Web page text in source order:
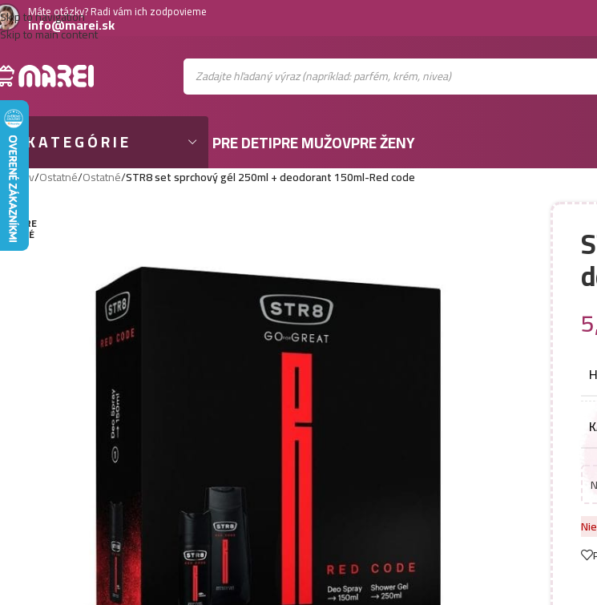
Skip to navigation
Skip to main content
Máte otázky? Radi vám ich zodpovieme
info@marei.sk
KATEGÓRIE PRE DETIPRE MUŽOVPRE ŽENY
Domov/Ostatné/Ostatné/STR8 set sprchový gél 250ml + deodorant 150ml-Red code
VYPRE
DANÉ